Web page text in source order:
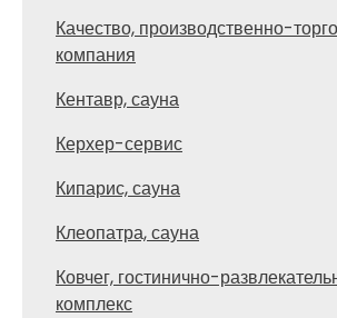
Качество, производственно-
компания
Кентавр, сауна
Керхер-сервис
Кипарис, сауна
Клеопатра, сауна
Ковчег, гостинично-
комплекс